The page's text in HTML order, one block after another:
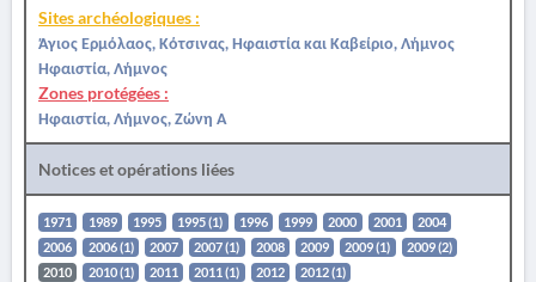
Sites archéologiques :
Άγιος Ερμόλαος, Κότσινας, Ηφαιστία και Καβείριο, Λήμνος
Ηφαιστία, Λήμνος
Zones protégées :
Ηφαιστία, Λήμνος, Ζώνη Α
Notices et opérations liées
1971 1989 1995 1995 (1) 1996 1999 2000 2001
2004
2006
2006 (1) 2007 2007 (1) 2008 2009 2009 (1)
2009 (2)
2010
2010 (1) 2011 2011 (1) 2012 2012 (1)